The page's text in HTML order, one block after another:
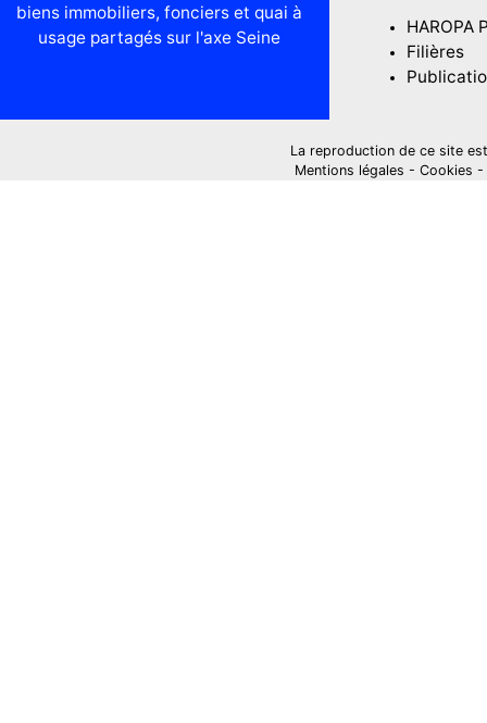
biens immobiliers, fonciers et quai à
usage partagés sur l'axe Seine
HAROPA
Filières
La reproduction de ce site
Mentions légales - Cookies -